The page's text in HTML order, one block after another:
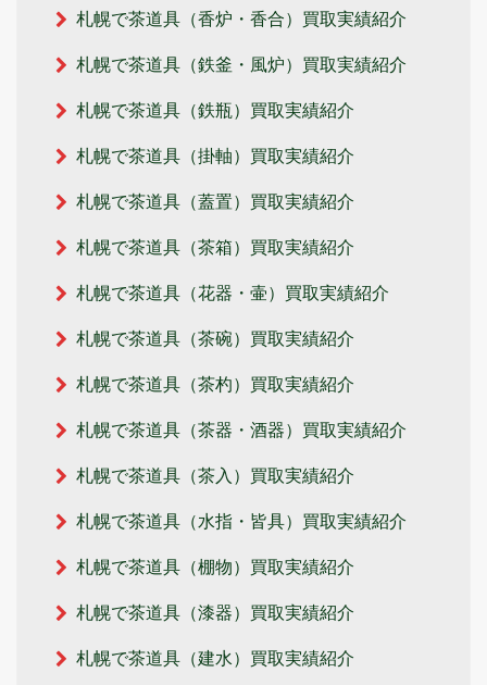
札幌で茶道具（香炉・香合）買取実績紹介
札幌で茶道具（鉄釜・風炉）買取実績紹介
札幌で茶道具（鉄瓶）買取実績紹介
札幌で茶道具（掛軸）買取実績紹介
札幌で茶道具（蓋置）買取実績紹介
札幌で茶道具（茶箱）買取実績紹介
札幌で茶道具（花器・壷）買取実績紹介
札幌で茶道具（茶碗）買取実績紹介
札幌で茶道具（茶杓）買取実績紹介
札幌で茶道具（茶器・酒器）買取実績紹介
札幌で茶道具（茶入）買取実績紹介
札幌で茶道具（水指・皆具）買取実績紹介
札幌で茶道具（棚物）買取実績紹介
札幌で茶道具（漆器）買取実績紹介
札幌で茶道具（建水）買取実績紹介